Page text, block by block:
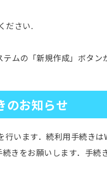
ださい.
ムの「新規作成」ボタン
のお知らせ
います．続利用手続きは
きをお願いします．手続